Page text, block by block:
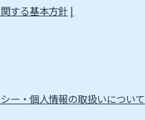
する基本方針
ー・個人情報の取扱いについて